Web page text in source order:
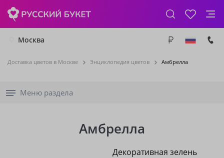
Москва
Доставка цветов в Москве Энциклопедия цветов Амбрелла
Меню раздела
Амбрелла
Декоративная зелень